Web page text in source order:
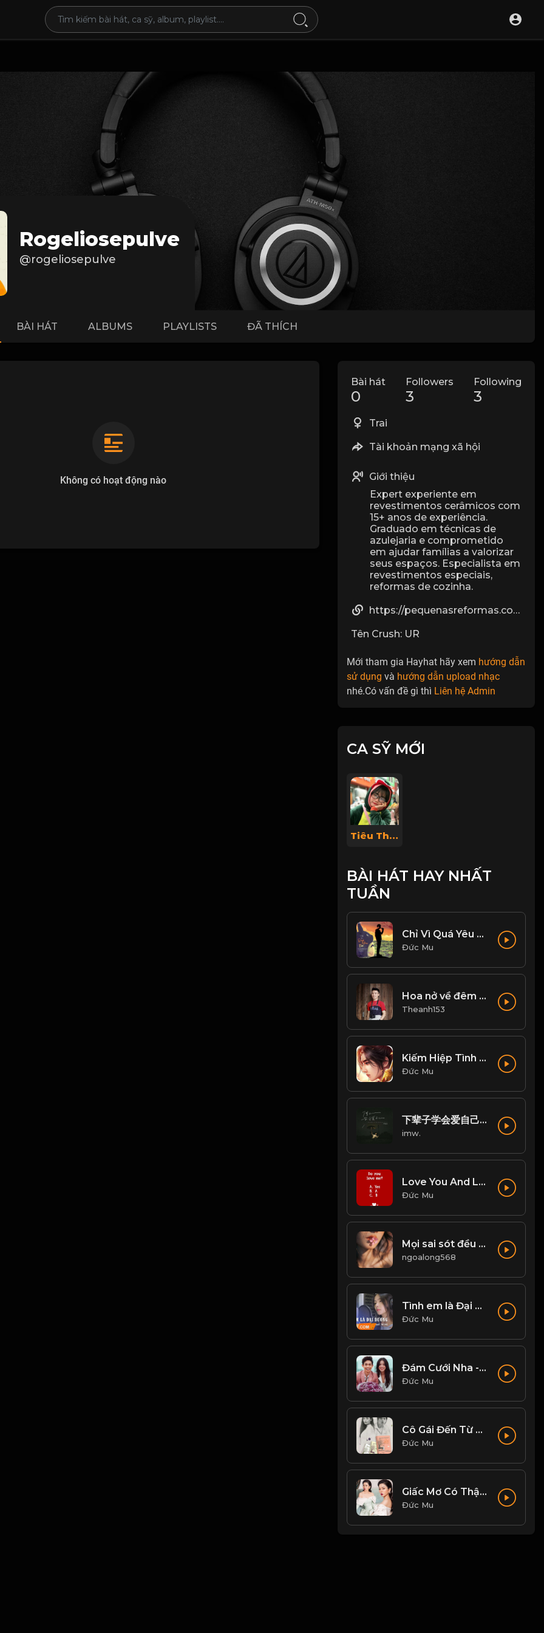
Rogeliosepulve
@rogeliosepulve
BÀI HÁT ALBUMS PLAYLISTS ĐÃ THÍCH
Không có hoạt động nào
Bài hát
0
Followers
3
Following
3
Trai
Tài khoản mạng xã hội
Giới thiệu
Expert experiente em
revestimentos cerâmicos com
15+ anos de experiência.
Graduado em técnicas de
azulejaria e comprometido
em ajudar famílias a valorizar
seus espaços. Especialista em
revestimentos especiais,
reformas de cozinha.
https://pequenasreformas.com.br/servico/azulejista-profissional/
Tên Crush: UR
Mới tham gia Hayhat hãy xem hướng dẫn
sử dụng và hướng dẫn upload nhạc
nhé.Có vấn đề gì thì Liên hệ Admin
CA SỸ MỚI
Tiêu Thị Linh Chi
BÀI HÁT HAY NHẤT
TUẦN
Chỉ Vì Quá Yêu Em - Huy Vạc, Tiến Nguyễn Cover
Đức Mu
Hoa nở về đêm cover
Theanh153
Kiếm Hiệp Tình -剑侠情 | Trần Phi Bình
Đức Mu
下辈子学会爱自己 (Live合唱版)
imw.
Love You And Love Me - Zhang Yao
Đức Mu
Mọi sai sót đều phải trả giá! Đạo
ngoalong568
Tình em là Đại dương - Nhi Nhi Cover
Đức Mu
Đám Cưới Nha - Hồng Thanh, Mie
Đức Mu
Cô Gái Đến Từ Hôm Qua - Mỹ Tâm
Đức Mu
Giấc Mơ Có Thật - Lệ Quyên
Đức Mu